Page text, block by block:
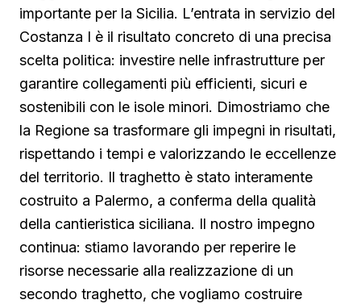
importante per la Sicilia. L’entrata in servizio del
Costanza I è il risultato concreto di una precisa
scelta politica: investire nelle infrastrutture per
garantire collegamenti più efficienti, sicuri e
sostenibili con le isole minori. Dimostriamo che
la Regione sa trasformare gli impegni in risultati,
rispettando i tempi e valorizzando le eccellenze
del territorio. Il traghetto è stato interamente
costruito a Palermo, a conferma della qualità
della cantieristica siciliana. Il nostro impegno
continua: stiamo lavorando per reperire le
risorse necessarie alla realizzazione di un
secondo traghetto, che vogliamo costruire